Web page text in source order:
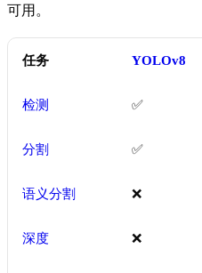
可用。
任务 YOLOv8
检测 ✅
分割 ✅
语义分割 ❌
深度 ❌